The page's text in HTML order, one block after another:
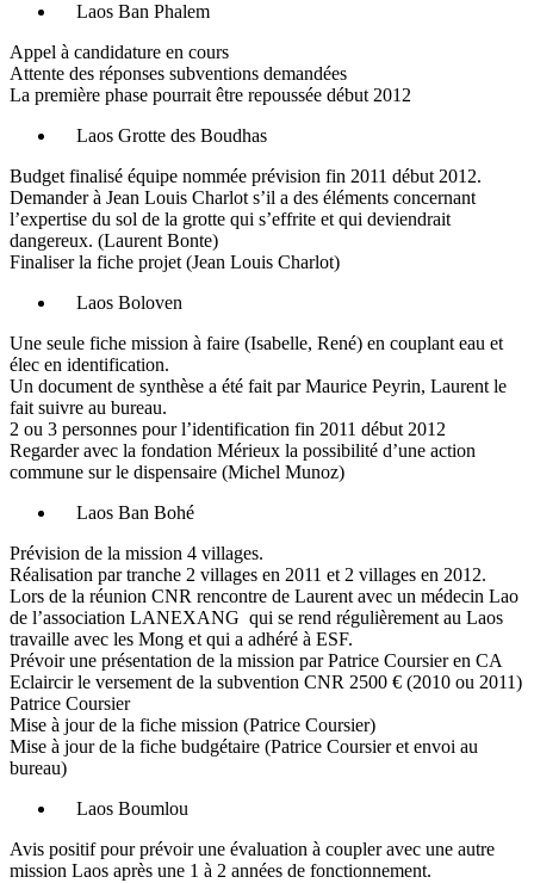
Laos Ban Phalem
Appel à candidature en cours
Attente des réponses subventions demandées
La première phase pourrait être repoussée début 2012
Laos Grotte des Boudhas
Budget finalisé équipe nommée prévision fin 2011 début 2012.
Demander à Jean Louis Charlot s’il a des éléments concernant
l’expertise du sol de la grotte qui s’effrite et qui deviendrait
dangereux. (Laurent Bonte)
Finaliser la fiche projet (Jean Louis Charlot)
Laos Boloven
Une seule fiche mission à faire (Isabelle, René) en couplant eau et
élec en identification.
Un document de synthèse a été fait par Maurice Peyrin, Laurent le
fait suivre au bureau.
2 ou 3 personnes pour l’identification fin 2011 début 2012
Regarder avec la fondation Mérieux la possibilité d’une action
commune sur le dispensaire (Michel Munoz)
Laos Ban Bohé
Prévision de la mission 4 villages.
Réalisation par tranche 2 villages en 2011 et 2 villages en 2012.
Lors de la réunion CNR rencontre de Laurent avec un médecin Lao
de l’association LANEXANG qui se rend régulièrement au Laos
travaille avec les Mong et qui a adhéré à ESF.
Prévoir une présentation de la mission par Patrice Coursier en CA
Eclaircir le versement de la subvention CNR 2500 € (2010 ou 2011)
Patrice Coursier
Mise à jour de la fiche mission (Patrice Coursier)
Mise à jour de la fiche budgétaire (Patrice Coursier et envoi au
bureau)
Laos Boumlou
Avis positif pour prévoir une évaluation à coupler avec une autre
mission Laos après une 1 à 2 années de fonctionnement.